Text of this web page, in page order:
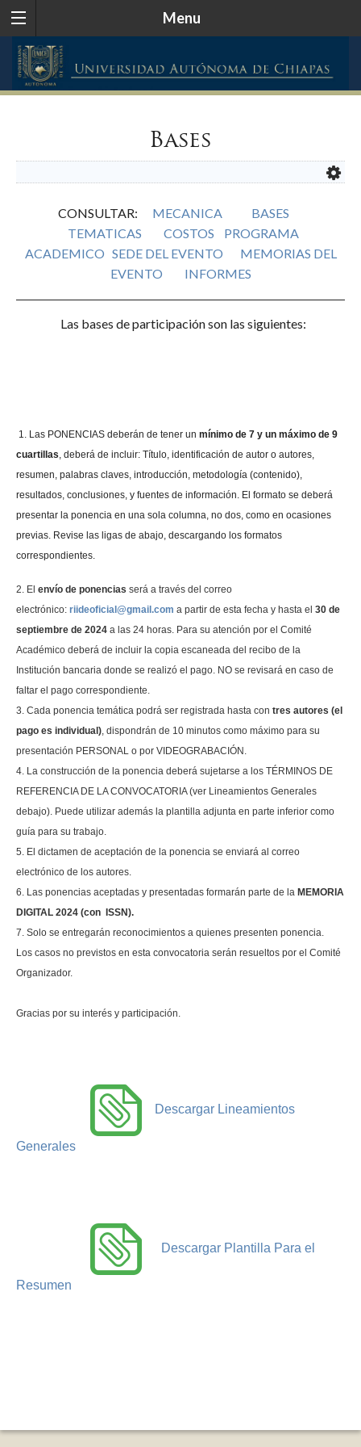
Menu
Bases
CONSULTAR: MECANICA
BASES
TEMATICAS
COSTOS
PROGRAMA
ACADEMICO SEDE DEL EVENTO
MEMORIAS DEL
EVENTO
INFORMES
Las bases de participación son las siguientes:
1. Las PONENCIAS deberán de tener un mínimo de 7 y un máximo de 9
cuartillas, deberá de incluir: Título, identificación de autor o autores,
resumen, palabras claves, introducción, metodología (contenido),
resultados, conclusiones, y fuentes de información. El formato se deberá
presentar la ponencia en una sola columna, no dos, como en ocasiones
previas. Revise las ligas de abajo, descargando los formatos
correspondientes.
2. El envío de ponencias será a través del correo
electrónico: riideoficial@gmail.com a partir de esta fecha y hasta el 30 de
septiembre de 2024 a las 24 horas. Para su atención por el Comité
Académico deberá de incluir la copia escaneada del recibo de la
Institución bancaria donde se realizó el pago. NO se revisará en caso de
faltar el pago correspondiente.
3. Cada ponencia temática podrá ser registrada hasta con tres autores (el
pago es individual), dispondrán de 10 minutos como máximo para su
presentación PERSONAL o por VIDEOGRABACIÓN.
4. La construcción de la ponencia deberá sujetarse a los TÉRMINOS DE
REFERENCIA DE LA CONVOCATORIA (ver Lineamientos Generales
debajo). Puede utilizar además la plantilla adjunta en parte inferior como
guía para su trabajo.
5. El dictamen de aceptación de la ponencia se enviará al correo
electrónico de los autores.
6. Las ponencias aceptadas y presentadas formarán parte de la MEMORIA
DIGITAL 2024 (con ISSN).
7. Solo se entregarán reconocimientos a quienes presenten ponencia.
Los casos no previstos en esta convocatoria serán resueltos por el Comité
Organizador.
Gracias por su interés y participación.
Descargar Lineamientos
Generales
Descargar Plantilla Para el
Resumen